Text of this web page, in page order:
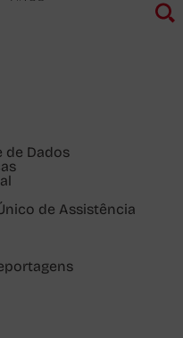
de Dados
de Assistência